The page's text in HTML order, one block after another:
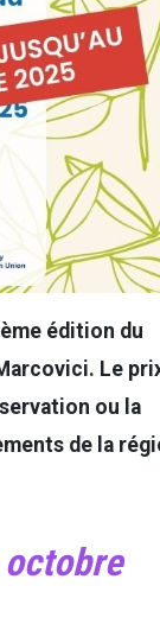
édition du
Le
ou la
de la
octobre